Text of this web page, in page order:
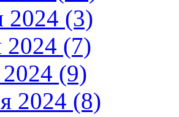
2024 (3)
2024 (7)
2024 (9)
2024 (8)